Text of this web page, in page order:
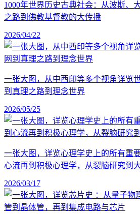
1000年世界历史古典社会：从波斯、
之路到佛教基督教的大传播
2026/04/22
一张大图，从中西印等多个视角详览
到真理之路到理念世界
2026/05/25
一张大图，详览心理学史上的所有重
心流再到积极心理学，从裂脑研究到
2026/03/17